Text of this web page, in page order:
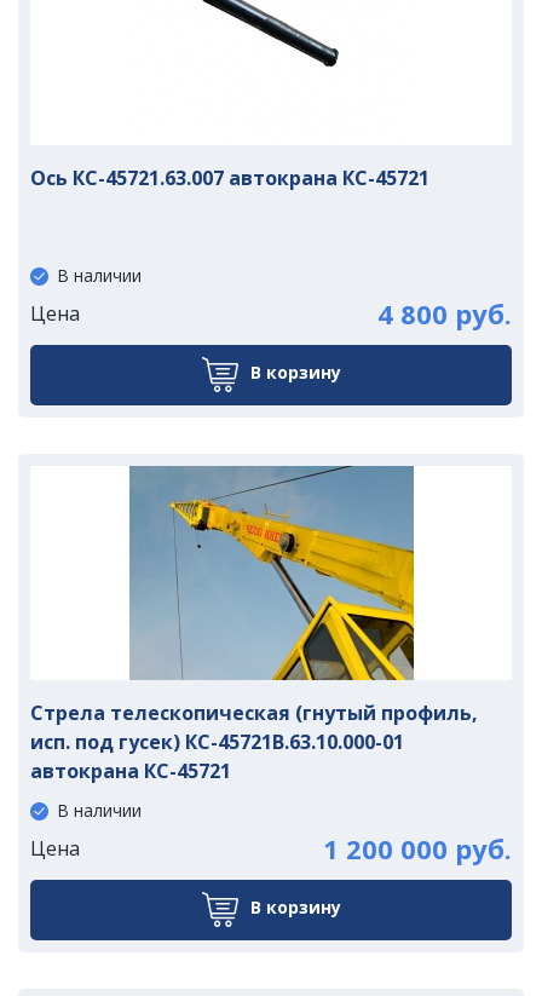
Ось КС-45721.63.007 автокрана КС-45721
В наличии
Цена 4 800 руб.
В корзину
Стрела телескопическая (гнутый профиль,
исп. под гусек) КС-45721В.63.10.000-01
автокрана КС-45721
В наличии
Цена 1 200 000 руб.
В корзину